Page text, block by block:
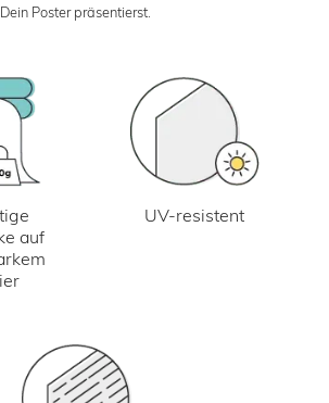
Poster präsentierst.
auf
UV-resistent